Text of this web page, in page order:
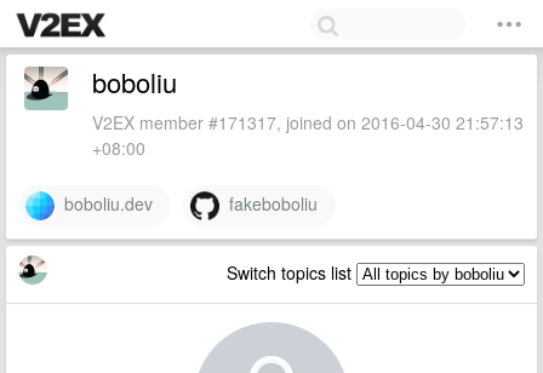
boboliu
V2EX member #171317, joined on 2016-04-30 21:57:13
+08:00
boboliu.dev fakeboboliu
Switch topics list